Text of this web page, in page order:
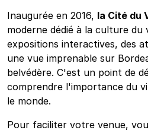
Inaugurée en 2016, la Cité du
moderne dédié à la culture
expositions interactives, des
une vue imprenable sur
belvédère. C'est un point de
comprendre l'importance du
le monde.
Pour faciliter votre venue,